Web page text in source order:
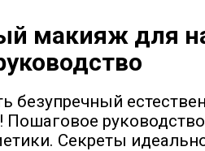
макияж для
безупречный
Пошаговое
Секреты